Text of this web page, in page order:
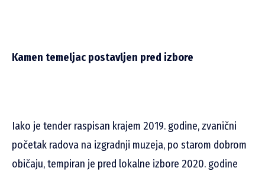
Kamen temeljac postavljen pred izbore
Iako je tender raspisan krajem 2019. godine, zvanični
početak radova na izgradnji muzeja, po starom dobrom
običaju, tempiran je pred lokalne izbore 2020. godine